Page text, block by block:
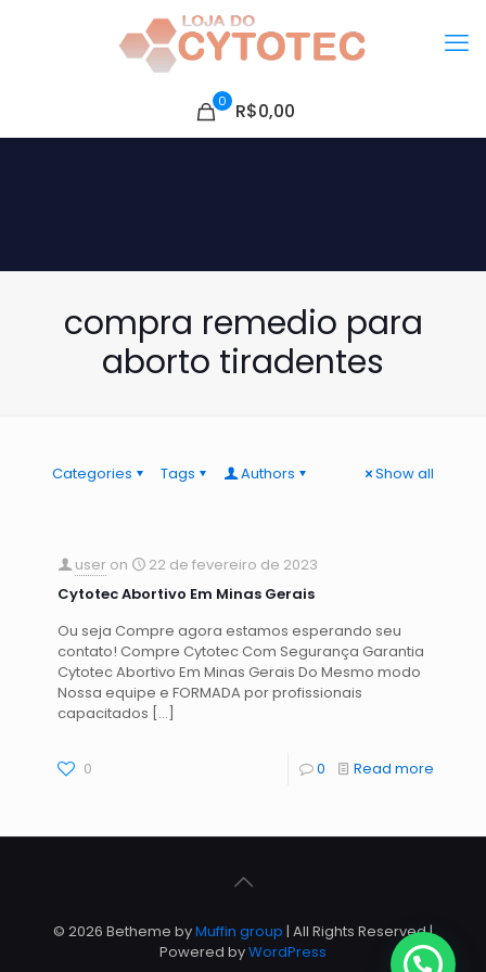
0 R$0,00
compra remedio para
aborto tiradentes
Categories Tags Authors Show all
user on
22 de fevereiro de 2023
Cytotec Abortivo Em Minas Gerais
Ou seja Compre agora estamos esperando seu
contato! Compre Cytotec Com Segurança Garantia
Cytotec Abortivo Em Minas Gerais Do Mesmo modo
Nossa equipe e FORMADA por profissionais
capacitados […]
0 0 Read more
© 2026 Betheme byMuffin group | All Rights Reserved |
Powered byWordPress